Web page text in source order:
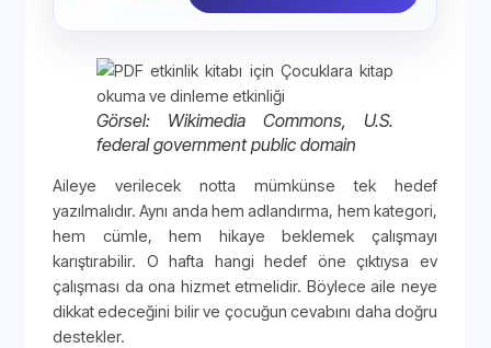
Görsel: Wikimedia Commons, U.S.
federal government public domain
Aileye verilecek notta mümkünse tek hedef
yazılmalıdır. Aynı anda hem adlandırma, hem kategori,
hem cümle, hem hikaye beklemek çalışmayı
karıştırabilir. O hafta hangi hedef öne çıktıysa ev
çalışması da ona hizmet etmelidir. Böylece aile neye
dikkat edeceğini bilir ve çocuğun cevabını daha doğru
destekler.